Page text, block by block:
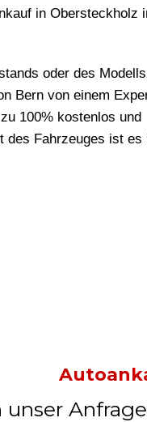
in Obersteckholz
oder des
Bern von einem
100% kostenlos und
des Fahrzeuges ist es
unser